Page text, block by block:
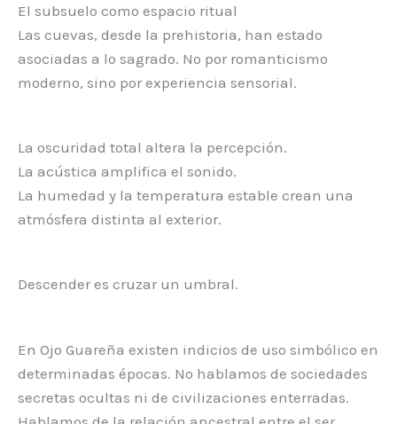
El subsuelo como espacio ritual
Las cuevas, desde la prehistoria, han estado
asociadas a lo sagrado. No por romanticismo
moderno, sino por experiencia sensorial.
La oscuridad total altera la percepción.
La acústica amplifica el sonido.
La humedad y la temperatura estable crean una
atmósfera distinta al exterior.
Descender es cruzar un umbral.
En Ojo Guareña existen indicios de uso simbólico en
determinadas épocas. No hablamos de sociedades
secretas ocultas ni de civilizaciones enterradas.